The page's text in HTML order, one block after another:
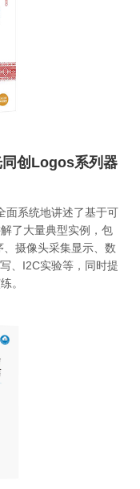
同创Logos系列器
面系统地讲述了基于可
了大量典型实例，包
摄像头采集显示、数
、I2C实验等，同时提
。